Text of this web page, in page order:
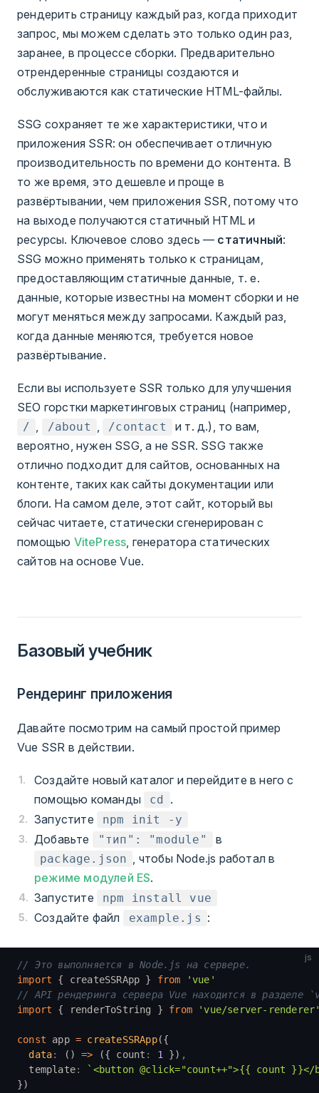
рендерить страницу каждый раз, когда приходит
запрос, мы можем сделать это только один раз,
заранее, в процессе сборки. Предварительно
отрендеренные страницы создаются и
обслуживаются как статические HTML-файлы.
SSG сохраняет те же характеристики, что и
приложения SSR: он обеспечивает отличную
производительность по времени до контента. В
то же время, это дешевле и проще в
развёртывании, чем приложения SSR, потому что
на выходе получаются статичный HTML и
ресурсы. Ключевое слово здесь — статичный:
SSG можно применять только к страницам,
предоставляющим статичные данные, т. е.
данные, которые известны на момент сборки и не
могут меняться между запросами. Каждый раз,
когда данные меняются, требуется новое
развёртывание.
Если вы используете SSR только для улучшения
SEO горстки маркетинговых страниц (например,
/ , /about , /contact
и т. д.), то вам,
вероятно, нужен SSG, а не SSR. SSG также
отлично подходит для сайтов, основанных на
контенте, таких как сайты документации или
блоги. На самом деле, этот сайт, который вы
сейчас читаете, статически сгенерирован с
помощью VitePress, генератора статических
сайтов на основе Vue.
Базовый учебник
Рендеринг приложения
Давайте посмотрим на самый простой пример
Vue SSR в действии.
Создайте новый каталог и перейдите в него с
помощью команды
cd .
Запустите
npm init -y
Добавьте "тип": "module" в
package.json , чтобы Node.js работал в
режиме модулей ES.
Запустите
npm install vue
Создайте файл example.js :
js
// Это выполняется в Node.js на сервере.
import { createSSRApp } from 'vue'
// API рендеринга сервера Vue находится в
import { renderToString } from 'vue/server-
const app = createSSRApp({
  data
: () => ({ count : 1 }) ,
  template
:
`<button @click="count++">{{ count }}</
})